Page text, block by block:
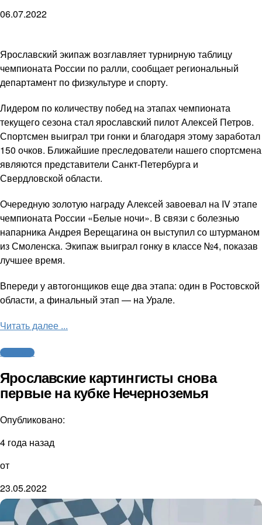
06.07.2022
Ярославский экипаж возглавляет турнирную таблицу
чемпионата России по ралли, сообщает региональный
департамент по физкультуре и спорту.
Лидером по количеству побед на этапах чемпионата
текущего сезона стал ярославский пилот Алексей Петров.
Спортсмен выиграл три гонки и благодаря этому заработал
150 очков. Ближайшие преследователи нашего спортсмена
являются представители Санкт-Петербурга и
Свердловской области.
Очередную золотую награду Алексей завоевал на IV этапе
чемпионата России «Белые ночи». В связи с болезнью
напарника Андрея Верещагина он выступил со штурманом
из Смоленска. Экипаж выиграл гонку в классе №4, показав
лучшее время.
Впереди у автогонщиков еще два этапа: один в Ростовской
области, а финальный этап — на Урале.
Читать далее ...
Автоспорт
Ярославские картингисты снова
первые на кубке Нечерноземья
Опубликовано:
4 года назад
от
23.05.2022